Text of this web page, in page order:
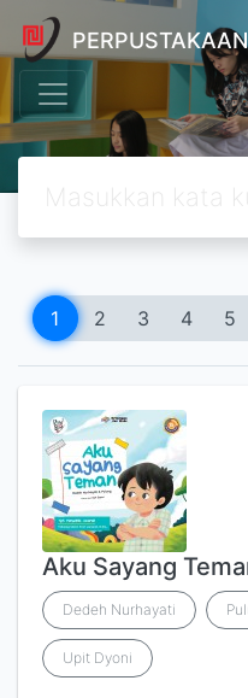
1 2 3 4 5
Aku Sayang
Dedeh Nurhayati
Upit Dyoni